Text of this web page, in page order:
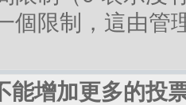
個限制，這由管
能增加更多的投